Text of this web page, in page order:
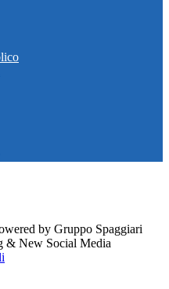
by Gruppo Spaggiari
& New Social Media